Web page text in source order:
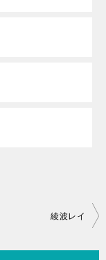
綾波レイ